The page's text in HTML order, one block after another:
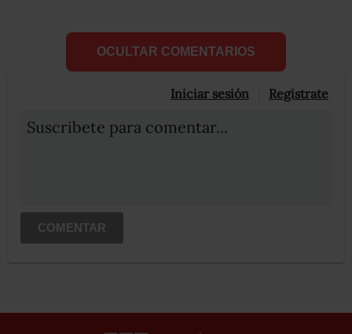
OCULTAR COMENTARIOS
Iniciar sesión Registrate
Suscribete para comentar...
COMENTAR